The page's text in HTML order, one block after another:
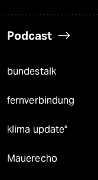
Podcast
bundestalk
fernverbindung
klima update°
Mauerecho